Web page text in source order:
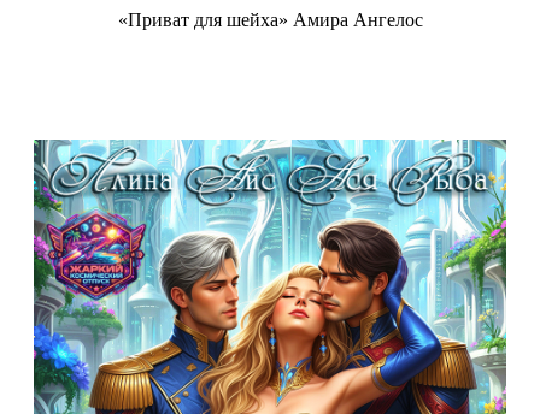
«Приват для шейха» Амира Ангелос